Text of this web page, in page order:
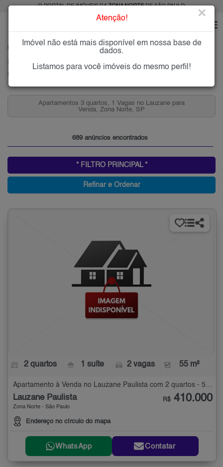
O PORTAL DE IMÓVEIS DAZONA NORTEDE SÃO PAULO
LAUZANE PAULISTA
Imóveis à Venda no Lauzane Paulista, Zona Norte de São Paulo
Apartamentos 3 quartos, 1 Vagas no Lauzane para
Venda, Zona Norte, SP
689 anúncios encontrados
* FILTRO PRINCIPAL *
Refinar e Ordenar
2 quartos 1 suíte 2 vagas 55 m²
Apartamento à Venda no Lauzane Paulista com 2 quartos - 55 m²
Lauzane Paulista
Zona Norte - São Paulo
Endereço no círculo do mapa
R$ 410.000
WhatsApp Contatar
Atenção! ×
Imóvel não está mais disponível em nossa base de
dados.
Listamos para você imóveis do mesmo perfil!